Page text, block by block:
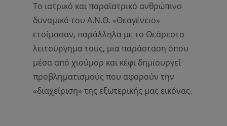
Το ιατρικό και παραϊατρικό ανθρώπινο
δυναμικό του Α.Ν.Θ. «Θεαγένειο»
ετοίμασαν, παράλληλα με το Θεάρεστο
λειτούργημα τους, μια παράσταση όπου
μέσα από χιούμορ και κέφι δημιουργεί
προβληματισμούς που αφορούν την
«διαχείριση» της εξωτερικής μας εικόνας.